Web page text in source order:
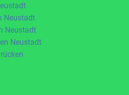
Neustadt
Neustadt
Neustadt